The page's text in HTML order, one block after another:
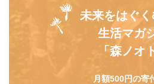
未来をはぐ
生活マガ
「森ノオ
月額500円の寄